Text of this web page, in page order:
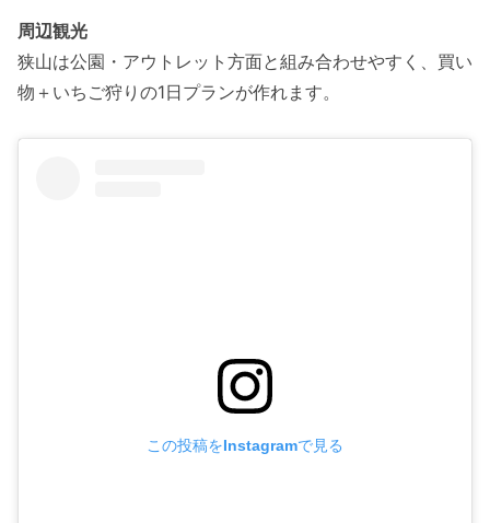
周辺観光
狭山は公園・アウトレット方面と組み合わせやすく、買い
物＋いちご狩りの1日プランが作れます。
この投稿をInstagramで見る